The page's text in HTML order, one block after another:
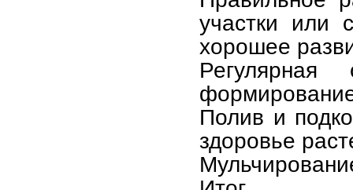
участки или
хорошее
Полив и
здоровье